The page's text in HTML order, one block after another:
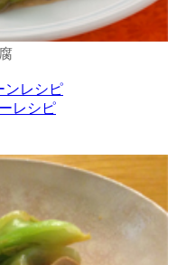
ンレシピ
レシピ